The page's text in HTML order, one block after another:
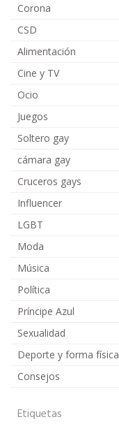
Corona
CSD
Alimentación
Cine y TV
Ocio
Juegos
Soltero gay
cámara gay
Cruceros gays
Influencer
LGBT
Moda
Música
Política
Príncipe Azul
Sexualidad
Deporte y forma física
Consejos
Etiquetas